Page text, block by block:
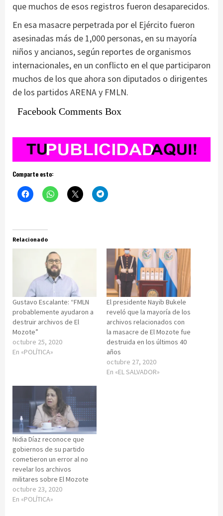
que muchos de esos registros fueron desaparecidos.
En esa masacre perpetrada por el Ejército fueron
asesinadas más de 1,000 personas, en su mayoría
niños y ancianos, según reportes de organismos
internacionales, en un conflicto en el que participaron
muchos de los que ahora son diputados o dirigentes
de los partidos ARENA y FMLN.
Facebook Comments Box
Comparte esto:
Relacionado
Gustavo Escalante: “FMLN
probablemente ayudaron a
destruir archivos de El
Mozote”
octubre 25, 2020
En «POLÍTICA»
El presidente Nayib Bukele
reveló que la mayoría de los
archivos relacionados con
la masacre de El Mozote fue
destruida en los últimos 40
años
octubre 27, 2020
En «EL SALVADOR»
Nidia Díaz reconoce que
gobiernos de su partido
cometieron un error al no
revelar los archivos
militares sobre El Mozote
octubre 23, 2020
En «POLÍTICA»